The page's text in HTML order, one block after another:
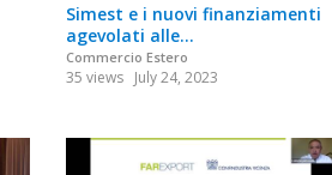
Simest e i nuovi finanziamenti
agevolati alle...
Commercio Estero
35 views July 24, 2023